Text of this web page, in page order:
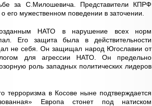
за С.Милошевича. Представители КПРФ
мужественном поведении в заточении.
НАТО в нарушение всех норм
Его защита была в действительности
не себя. Он защищал народ Югославии от
для агрессии НАТО. Он предельно
роль западных политических лидеров
терроризма в Косове ныне подтверждается
Европа стонет под натиском